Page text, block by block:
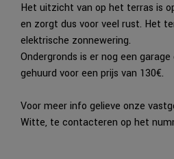
Het uitzicht van op het terras is
en zorgt dus voor veel rust. Het
elektrische zonnewering.
Ondergronds is er nog een
gehuurd voor een prijs van 130€.
Voor meer info gelieve onze
Witte, te contacteren op het